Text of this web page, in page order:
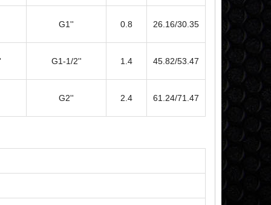
G1'' 0.8 26.16/30.35
G1-1/2'' 1.4 45.82/53.47
G2'' 2.4 61.24/71.47